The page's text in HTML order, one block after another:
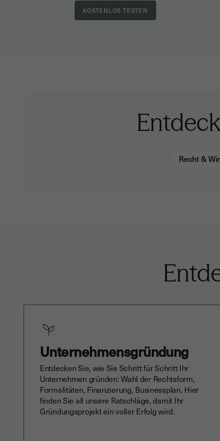
Recht &
Unternehmensgründung
Entdecken Sie, wie Sie Schritt für Schritt Ihr
Unternehmen gründen: Wahl der Rechtsform,
Formalitäten, Finanzierung, Businessplan. Hier
finden Sie all unsere Ratschläge, damit Ihr
Gründungsprojekt ein voller Erfolg wird.